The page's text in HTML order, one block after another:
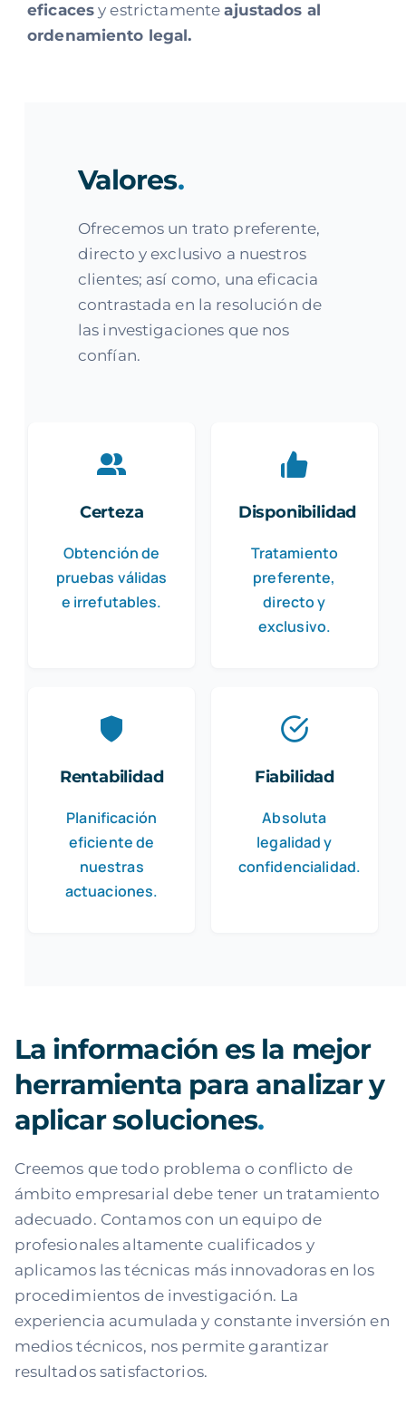
eficaces y estrictamenteajustados al
ordenamiento legal.
Valores.
Ofrecemos un trato preferente,
directo y exclusivo a nuestros
clientes; así como, una eficacia
contrastada en la resolución de
las investigaciones que nos
confían.
Certeza
Obtención de
pruebas válidas
e irrefutables.
Disponibilidad
Tratamiento
preferente,
directo y
exclusivo.
Rentabilidad
Planificación
eficiente de
nuestras
actuaciones.
Fiabilidad
Absoluta
legalidad y
confidencialidad.
La información es la mejor
herramienta para analizar y
aplicar soluciones.
Creemos que todo problema o conflicto de
ámbito empresarial debe tener un tratamiento
adecuado. Contamos con un equipo de
profesionales altamente cualificados y
aplicamos las técnicas más innovadoras en los
procedimientos de investigación. La
experiencia acumulada y constante inversión en
medios técnicos, nos permite garantizar
resultados satisfactorios.